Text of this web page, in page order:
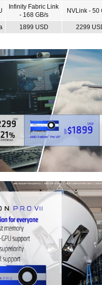
Infinity Fabric Link
- 168 GB/s
NVLink - 50
1899 USD 2299